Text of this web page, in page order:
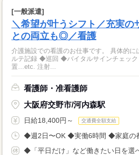
[一般派遣]
＼希望が叶うシフト／充実の
との両立も◎／看護
介護施設での看護のお仕事です。 具体的には… ◆内服薬の管理 ◆カ
ルテ記録 ◆巡回 ◆バイタルサインチェッ
置…etc. 注射...
看護師・准看護師
大阪府交野市/河内森駅
日給18,400円～ 交通費全額支給
◆週2日〜OK ◆実働6時間 ◆家庭の
◆「平日だけ」など働きたい日を選